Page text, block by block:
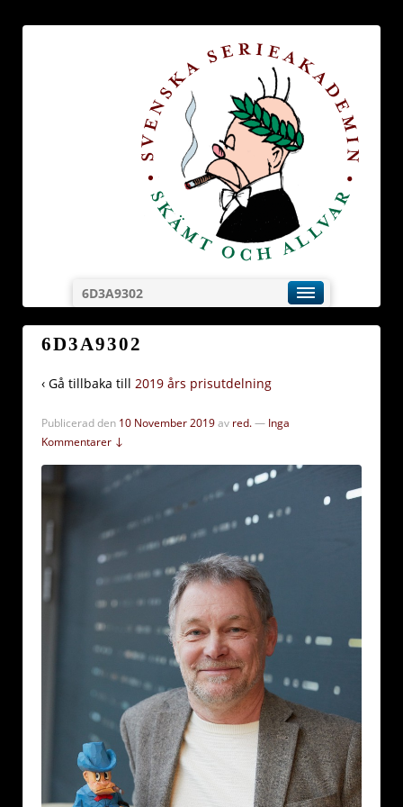
6D3A9302
6D3A9302
‹ Gå tillbaka till 2019 års prisutdelning
Publicerad den 10 November 2019av red.— Inga
Kommentarer ↓